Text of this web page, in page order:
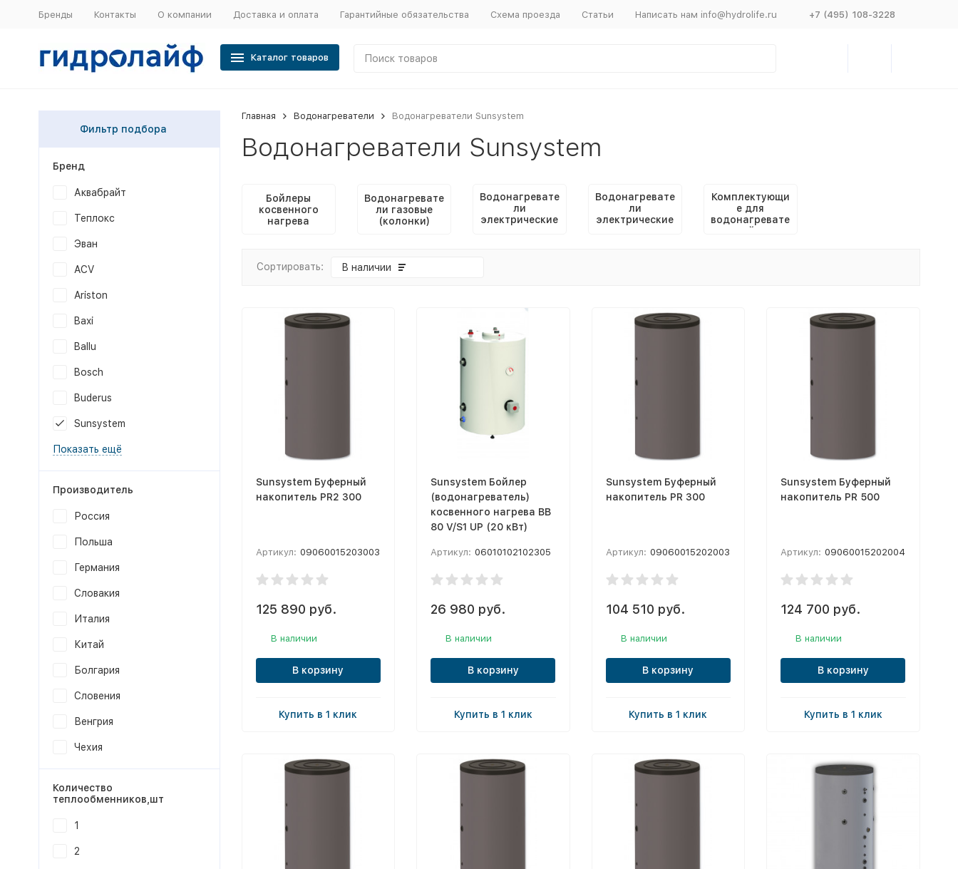
Бренды Контакты О компании Доставка и оплата Гарантийные обязательства Схема проезда Статьи Написать нам info@hydrolife.ru +7 (495) 108-3228
Каталог товаров
Главная Водонагреватели Водонагреватели Sunsystem
Водонагреватели Sunsystem
Бойлеры
косвенного
нагрева
Водонагревате
ли газовые
(колонки)
Водонагревате
ли
электрические
Водонагревате
ли
электрические
Комплектующи
е для
водонагревате
лей и
Сортировать: В наличии
Sunsystem Буферный
накопитель PR2 300
Артикул: 09060015203003
125 890 руб.
В наличии
В корзину
Купить в 1 клик
Sunsystem Бойлер
(водонагреватель)
косвенного нагрева BB
80 V/S1 UP (20 кВт)
Артикул: 06010102102305
26 980 руб.
В наличии
В корзину
Купить в 1 клик
Sunsystem Буферный
накопитель PR 300
Артикул: 09060015202003
104 510 руб.
В наличии
В корзину
Купить в 1 клик
Sunsystem Буферный
накопитель PR 500
Артикул: 09060015202004
124 700 руб.
В наличии
В корзину
Купить в 1 клик
Фильтр подбора
Бренд
Аквабрайт
Теплокс
Эван
ACV
Ariston
Baxi
Ballu
Bosch
Buderus
Sunsystem
Показать ещё
Производитель
Россия
Польша
Германия
Словакия
Италия
Китай
Болгария
Словения
Венгрия
Чехия
Количество
теплообменников,шт
1
2